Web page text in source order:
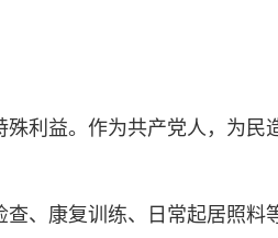
利益。作为共产党人，为民
、康复训练、日常起居照